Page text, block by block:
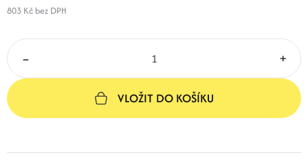
803 Kč bez DPH
– +
VLOŽIT DO KOŠÍKU